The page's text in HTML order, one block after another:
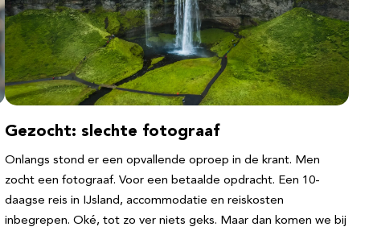
Gezocht: slechte fotograaf
Onlangs stond er een opvallende oproep in de krant. Men
zocht een fotograaf. Voor een betaalde opdracht. Een 10-
daagse reis in IJsland, accommodatie en reiskosten
inbegrepen. Oké, tot zo ver niets geks. Maar dan komen we bij